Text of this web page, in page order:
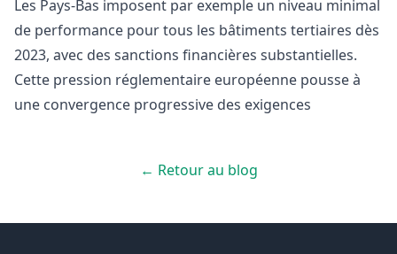
Les Pays-Bas imposent par exemple un niveau minimal
de performance pour tous les bâtiments tertiaires dès
2023, avec des sanctions financières substantielles.
Cette pression réglementaire européenne pousse à
une convergence progressive des exigences
← Retour au blog